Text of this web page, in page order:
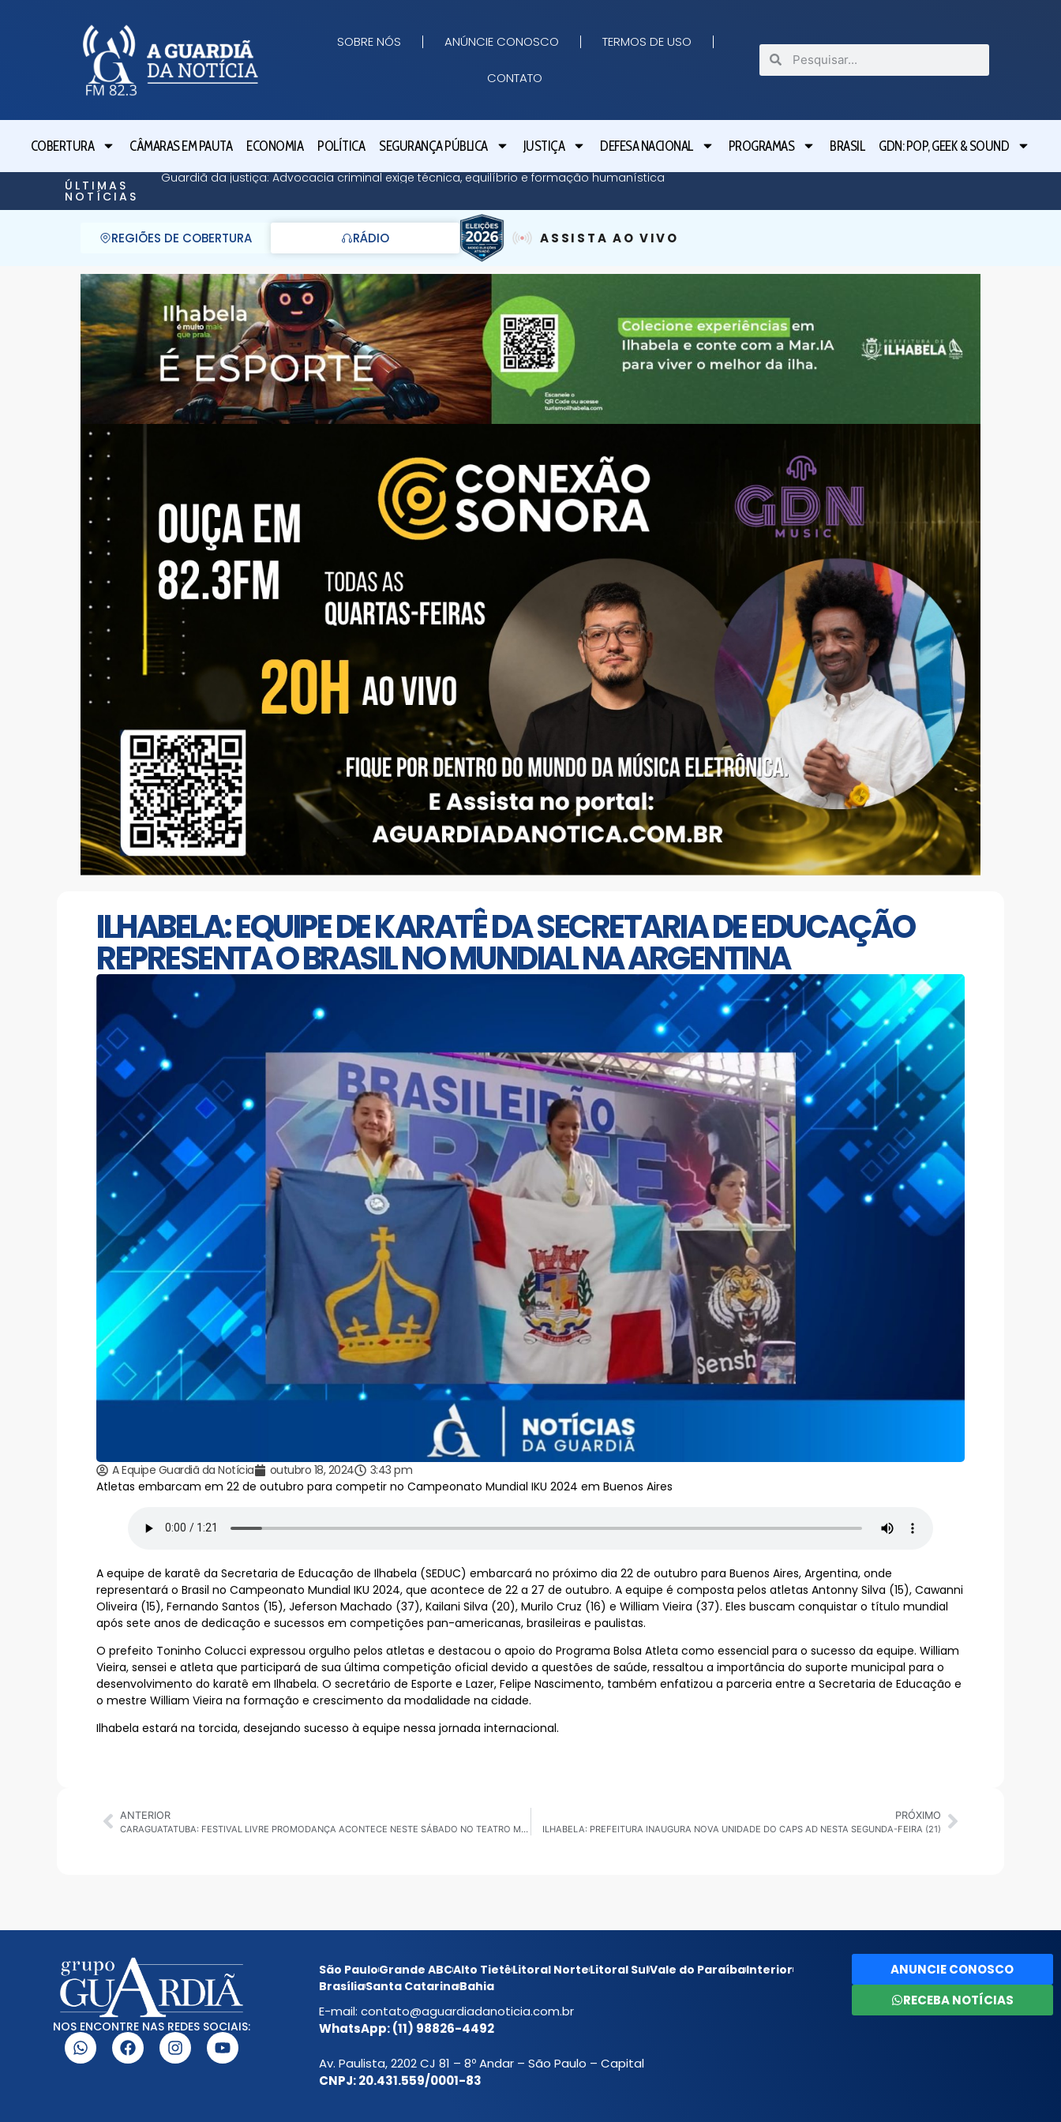
SOBRE NÓS ANÚNCIE CONOSCO TERMOS DE USO
CONTATO
COBERTURA CÂMARAS EM PAUTA ECONOMIA POLÍTICA SEGURANÇA PÚBLICA JUSTIÇA DEFESA NACIONAL PROGRAMAS BRASIL GDN: POP, GEEK & SOUND
ÚLTIMAS
NOTÍCIAS
Guardiã da justiça: Advocacia criminal exige técnica, equilíbrio e formação humanística
REGIÕES DE COBERTURA RÁDIO ASSISTA AO VIVO
ILHABELA: EQUIPE DE KARATÊ DA SECRETARIA DE EDUCAÇÃO
REPRESENTA O BRASIL NO MUNDIAL NA ARGENTINA
A Equipe Guardiã da Notícia outubro 18, 2024
3:43 pm
Atletas embarcam em 22 de outubro para competir no Campeonato Mundial IKU 2024 em Buenos Aires
A equipe de karatê da Secretaria de Educação de Ilhabela (SEDUC) embarcará no próximo dia 22 de outubro para Buenos Aires, Argentina, onde
representará o Brasil no Campeonato Mundial IKU 2024, que acontece de 22 a 27 de outubro. A equipe é composta pelos atletas Antonny Silva (15), Cawanni
Oliveira (15), Fernando Santos (15), Jeferson Machado (37), Kailani Silva (20), Murilo Cruz (16) e William Vieira (37). Eles buscam conquistar o título mundial
após sete anos de dedicação e sucessos em competições pan-americanas, brasileiras e paulistas.
O prefeito Toninho Colucci expressou orgulho pelos atletas e destacou o apoio do Programa Bolsa Atleta como essencial para o sucesso da equipe. William
Vieira, sensei e atleta que participará de sua última competição oficial devido a questões de saúde, ressaltou a importância do suporte municipal para o
desenvolvimento do karatê em Ilhabela. O secretário de Esporte e Lazer, Felipe Nascimento, também enfatizou a parceria entre a Secretaria de Educação e
o mestre William Vieira na formação e crescimento da modalidade na cidade.
Ilhabela estará na torcida, desejando sucesso à equipe nessa jornada internacional.
ANTERIOR
CARAGUATATUBA: FESTIVAL LIVRE PROMODANÇA ACONTECE NESTE SÁBADO NO TEATRO MÁRIO COVAS
PRÓXIMO
ILHABELA: PREFEITURA INAUGURA NOVA UNIDADE DO CAPS AD NESTA SEGUNDA-FEIRA (21)
NOS ENCONTRE NAS REDES SOCIAIS:
São PauloGrande ABCAlto TietêLitoral NorteLitoral SulVale do ParaíbaInterior
BrasíliaSanta CatarinaBahia
E-mail: contato@aguardiadanoticia.com.br
WhatsApp: (11) 98826-4492
Av. Paulista, 2202 CJ 81 – 8º Andar – São Paulo – Capital
CNPJ: 20.431.559/0001-83
ANUNCIE CONOSCO
RECEBA NOTÍCIAS